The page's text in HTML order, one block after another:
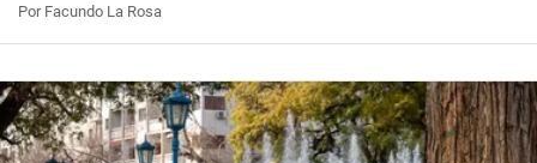
Por Facundo La Rosa